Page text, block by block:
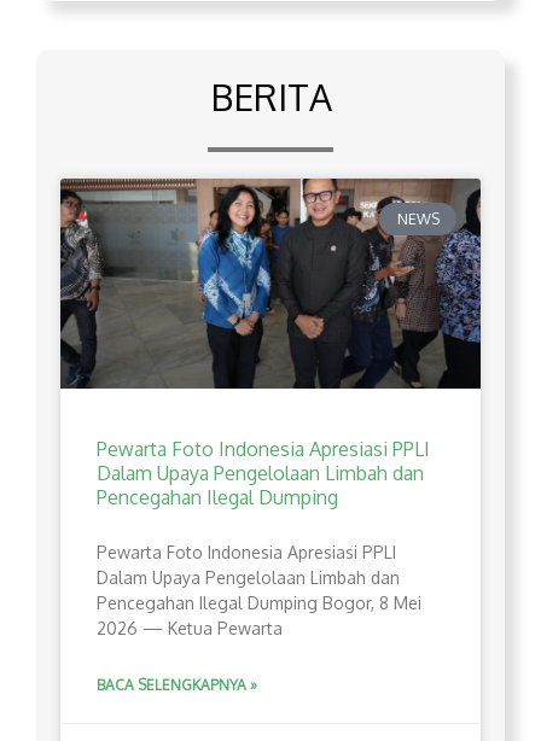
BERITA
NEWS
Pewarta Foto Indonesia Apresiasi PPLI
Dalam Upaya Pengelolaan Limbah dan
Pencegahan Ilegal Dumping
Pewarta Foto Indonesia Apresiasi PPLI
Dalam Upaya Pengelolaan Limbah dan
Pencegahan Ilegal Dumping Bogor, 8 Mei
2026 — Ketua Pewarta
BACA SELENGKAPNYA »